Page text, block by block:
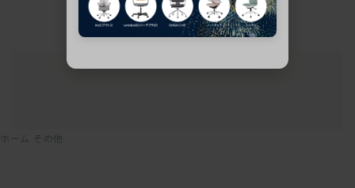
ホーム その他